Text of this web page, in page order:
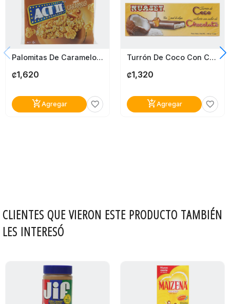
Palomitas De Caramelo Act Ii 161.4G
₡1,620
add_shopping_cartAgregar favorite_border
Turrón De Coco Con Chocolate Nuaset 100G
₡1,320
add_shopping_cartAgregar favorite_border
CLIENTES QUE VIERON ESTE PRODUCTO TAMBIÉN
LES INTERESÓ